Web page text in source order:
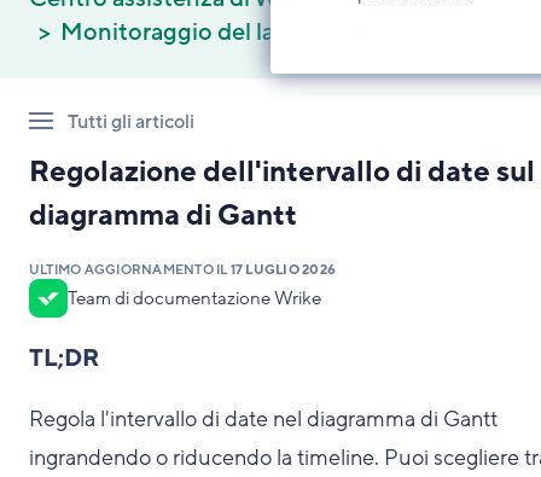
Monitoraggio del lavoro
Tutti gli articoli
Regolazione dell'intervallo di date sul
diagramma di Gantt
ULTIMO AGGIORNAMENTO IL 17 LUGLIO 2026
Team di documentazione Wrike
TL;DR
Regola l'intervallo di date nel diagramma di Gantt
ingrandendo o riducendo la timeline. Puoi scegliere